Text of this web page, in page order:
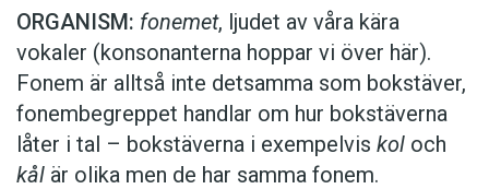
ORGANISM: fonemet, ljudet av våra kära
vokaler (konsonanterna hoppar vi över här).
Fonem är alltså inte detsamma som bokstäver,
fonembegreppet handlar om hur bokstäverna
låter i tal – bokstäverna i exempelvis kol och
kål är olika men de har samma fonem.